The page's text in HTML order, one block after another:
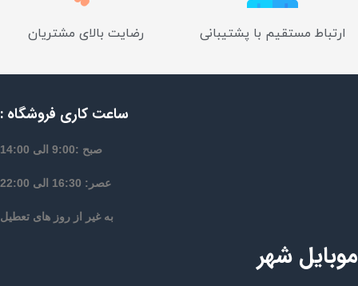
ارتباط مستقیم با پشتیبانی رضایت بالای مشتریان
ساعت کاری فروشگاه :
صبح :9:00 الی 14:00
عصر: 16:30 الی 22:00
به غیر از روز های تعطیل
موبایل شهر